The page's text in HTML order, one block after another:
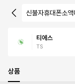
신불자휴대폰소
티에스
TS
상품